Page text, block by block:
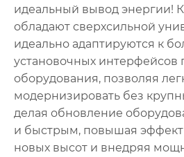
идеальный вывод энергии!
обладают сверхсильной
идеально адаптируются к
установочных
оборудования, позволяя
модернизировать без
делая обновление
и быстрым, повышая
новых высот и внедряя